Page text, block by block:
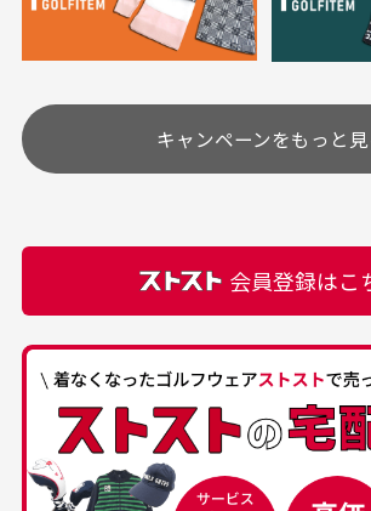
高価なブルゾンがお
購入できました。状態も
最高でした。
いつも
す
商品をあ
ます。
30代男性
定休日はありますか？
土.日.祝日は定休日となっております
その他の休日につきましてはサイト上
頂きます。
カートの有効時間はありますか？
は自動的にカート内の商品が削除さ
下さい。
お気に入り機能をご利用下さい。
り、柔軟剤等)が付着している場合が
付属品について
付属品の記載につきましては、弊社
ある場合もございます。
経年劣化について
当店では商品の管理には細心の注意
すが、経年により素材の劣化やパー
キャンペーンをもっと見
会員登録はこ